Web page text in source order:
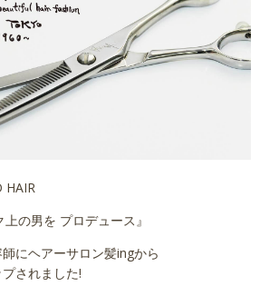
会社概要
HAIR
の男を プロデュース』
にヘアーサロン髪ingから
されました!